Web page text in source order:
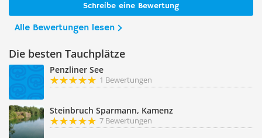
Schreibe eine Bewertung
Alle Bewertungen lesen
Die besten Tauchplätze
Penzliner See
1 Bewertungen
Steinbruch Sparmann, Kamenz
7 Bewertungen